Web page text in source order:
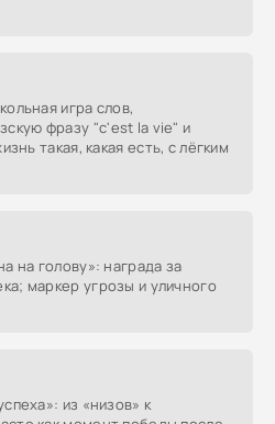
игра слов,
фразу "c'est la vie" и
такая, какая есть, с лёгким
на голову»: награда за
маркер угрозы и уличного
из «низов» к